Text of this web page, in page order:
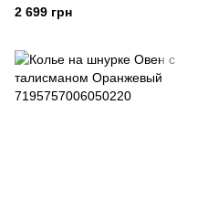
2 699 грн